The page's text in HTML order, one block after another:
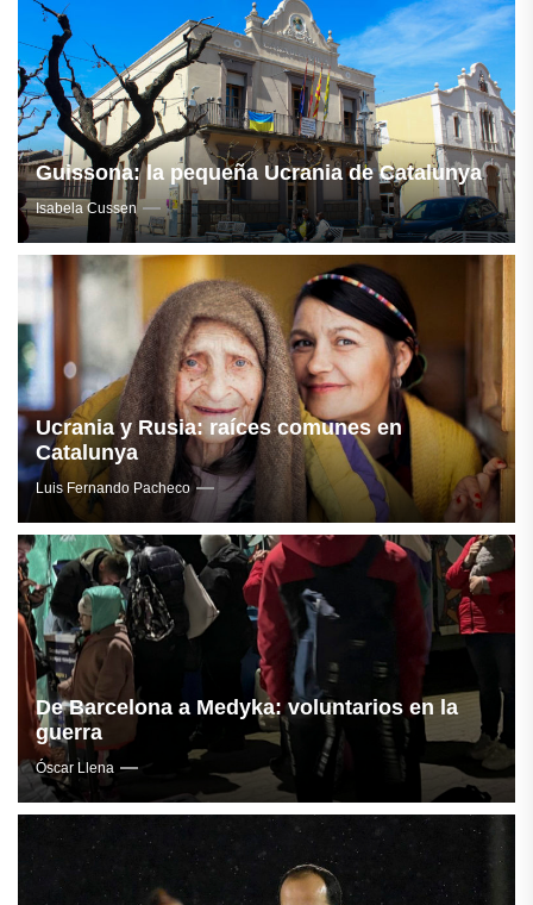
Guissona: la pequeña Ucrania de Catalunya
Isabela Cussen
Ucrania y Rusia: raíces comunes en
Catalunya
Luis Fernando Pacheco
De Barcelona a Medyka: voluntarios en la
guerra
Óscar Llena